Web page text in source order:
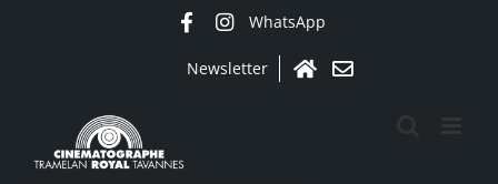
WhatsApp
Newsletter
AccueilContact